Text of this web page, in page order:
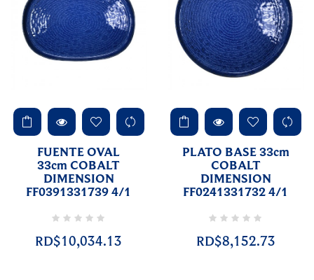
FUENTE OVAL
33cm COBALT
DIMENSION
FF0391331739 4/1
RD$10,034.13
PLATO BASE 33cm
COBALT
DIMENSION
FF0241331732 4/1
RD$8,152.73